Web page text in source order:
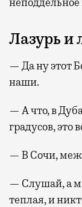
Лазурь и
— Да ну этот
наши.
— А что, в
градусов,
— В Сочи,
— Слушай, а
теплая, и